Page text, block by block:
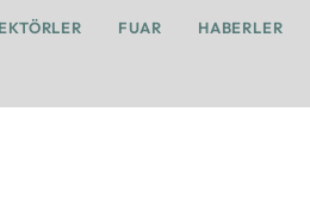
FUAR HABERLER